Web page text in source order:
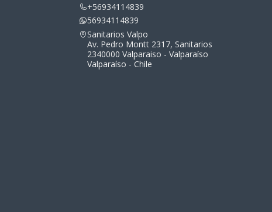
+56934114839
56934114839
Sanitarios Valpo
Av. Pedro Montt 2317, Sanitarios
2340000 Valparaiso - Valparaíso
Valparaíso - Chile